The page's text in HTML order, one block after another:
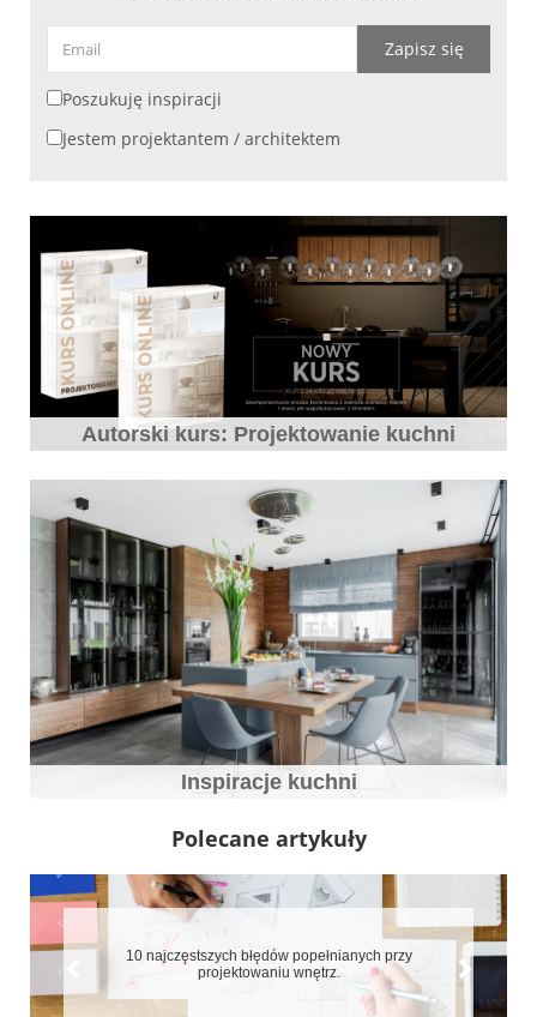
Zapisz się
Poszukuję inspiracji
Jestem projektantem / architektem
Autorski kurs: Projektowanie kuchni
Inspiracje kuchni
Polecane artykuły
10 najczęstszych błędów popełnianych przy
projektowaniu wnętrz.